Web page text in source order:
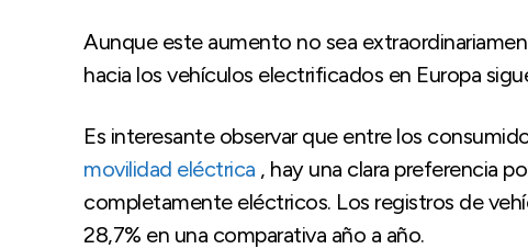
Aunque este aumento no sea
hacia los vehículos electrificados en Europa
Es interesante observar que entre los
movilidad eléctrica , hay una clara preferencia
completamente eléctricos. Los registros de
28,7% en una comparativa año a año.